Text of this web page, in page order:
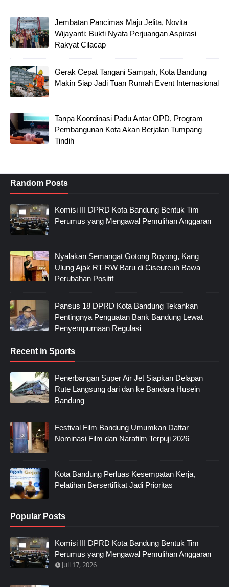
Jembatan Pancimas Maju Jelita, Novita
Wijayanti: Bukti Nyata Perjuangan Aspirasi
Rakyat Cilacap
Gerak Cepat Tangani Sampah, Kota Bandung
Makin Siap Jadi Tuan Rumah Event Internasional
Tanpa Koordinasi Padu Antar OPD, Program
Pembangunan Kota Akan Berjalan Tumpang
Tindih
Random Posts
Komisi III DPRD Kota Bandung Bentuk Tim
Perumus yang Mengawal Pemulihan Anggaran
Nyalakan Semangat Gotong Royong, Kang
Ulung Ajak RT-RW Baru di Ciseureuh Bawa
Perubahan Positif
Pansus 18 DPRD Kota Bandung Tekankan
Pentingnya Penguatan Bank Bandung Lewat
Penyempurnaan Regulasi
Recent in Sports
Penerbangan Super Air Jet Siapkan Delapan
Rute Langsung dari dan ke Bandara Husein
Bandung
Festival Film Bandung Umumkan Daftar
Nominasi Film dan Narafilm Terpuji 2026
Kota Bandung Perluas Kesempatan Kerja,
Pelatihan Bersertifikat Jadi Prioritas
Popular Posts
Komisi III DPRD Kota Bandung Bentuk Tim
Perumus yang Mengawal Pemulihan Anggaran
Juli 17, 2026